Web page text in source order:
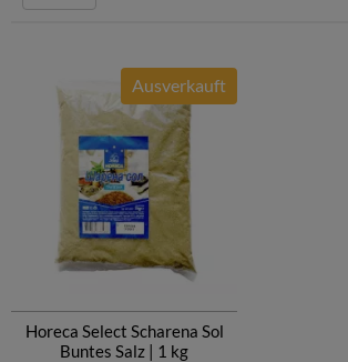
Horeca Select Scharena Sol
Buntes Salz | 1 kg
Ausverkauft